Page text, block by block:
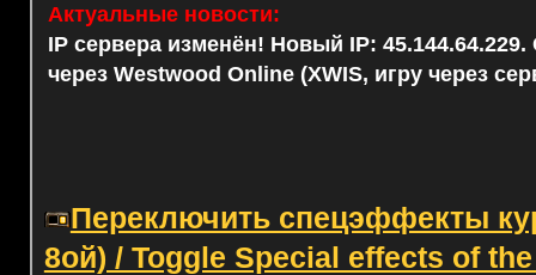
Актуальные новости:
IP сервера изменён! Новый IP: 45.144.64.229.
через Westwood Online (XWIS, игру через
Переключить спецэффекты
8ой) / Toggle Special effects of